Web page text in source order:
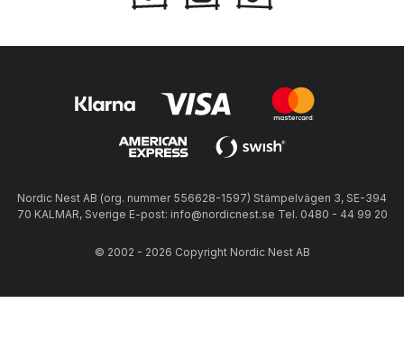
Nordic Nest AB (org. nummer 556628-1597) Stämpelvägen 3, SE-394
70 KALMAR, Sverige E-post: info@nordicnest.se Tel. 0480 - 44 99 20
© 2002 - 2026 Copyright Nordic Nest AB